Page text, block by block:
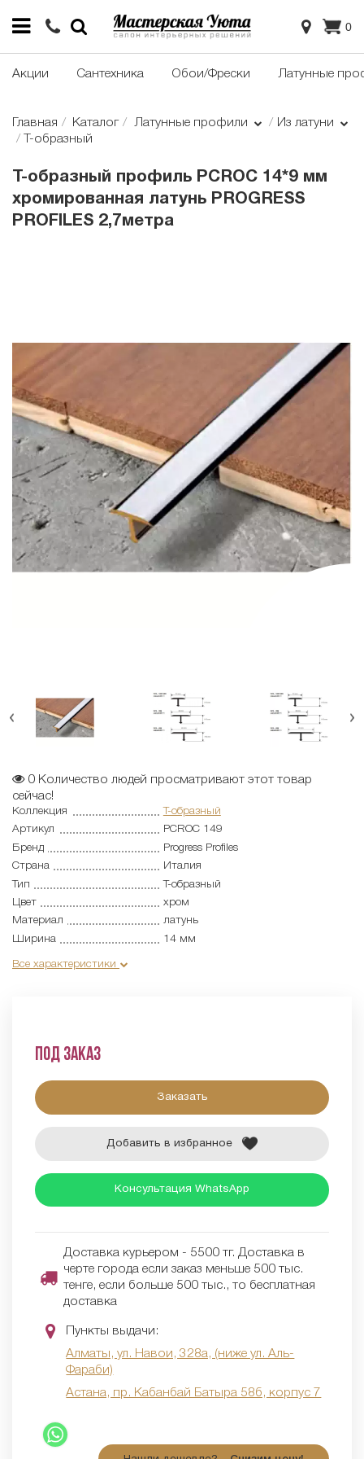
0
Акции Сантехника Обои/Фрески Латунные
Главная Каталог Латунные профили
Из латуни
Т-образный
Т-образный профиль PCROC 14*9 мм
хромированная латунь PROGRESS
PROFILES 2,7метра
0 Количество людей просматривают этот товар
сейчас!
Коллекция
Т-образный
Артикул
PCROC 149
Бренд
Progress Profiles
Страна
Италия
Тип
Т-образный
Цвет
хром
Материал
латунь
Ширина
14 мм
Все характеристики
Под заказ
Заказать
Добавить в избранное
Консультация WhatsApp
Доставка курьером - 5500 тг. Доставка в
черте города если заказ меньше 500 тыс.
тенге, если больше 500 тыс., то бесплатная
доставка
Пункты выдачи:
Алматы, ул. Навои, 328а, (ниже ул. Аль-
Фараби)
Астана, пр. Кабанбай Батыра 58б, корпус 7